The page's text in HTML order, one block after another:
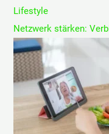
Lifestyle
Netzwerk stärken: